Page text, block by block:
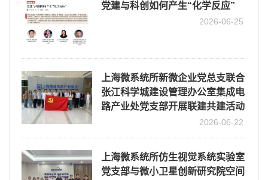
党建与科创如何产生“化学反应”
2026-06-25
上海微系统所新微企业党总支联合
张江科学城建设管理办公室集成电
路产业处党支部开展联建共建活动
2026-06-22
上海微系统所仿生视觉系统实验室
党支部与微小卫星创新研究院空间